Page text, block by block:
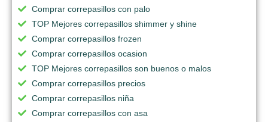
Comprar correpasillos con palo
TOP Mejores correpasillos shimmer y shine
Comprar correpasillos frozen
Comprar correpasillos ocasion
TOP Mejores correpasillos son buenos o malos
Comprar correpasillos precios
Comprar correpasillos niña
Comprar correpasillos con asa